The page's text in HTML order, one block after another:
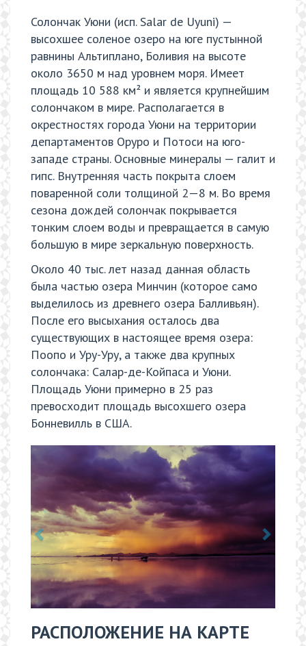
Солончак Уюни (исп. Salar de Uyuni) —
высохшее соленое озеро на юге пустынной
равнины Альтиплано, Боливия на высоте
около 3650 м над уровнем моря. Имеет
площадь 10 588 км² и является крупнейшим
солончаком в мире. Располагается в
окрестностях города Уюни на территории
департаментов Оруро и Потоси на юго-
западе страны. Основные минералы — галит и
гипс. Внутренняя часть покрыта слоем
поваренной соли толщиной 2—8 м. Во время
сезона дождей солончак покрывается
тонким слоем воды и превращается в самую
большую в мире зеркальную поверхность.
Около 40 тыс. лет назад данная область
была частью озера Минчин (которое само
выделилось из древнего озера Балливьян).
После его высыхания осталось два
существующих в настоящее время озера:
Поопо и Уру-Уру, а также два крупных
солончака: Салар-де-Койпаса и Уюни.
Площадь Уюни примерно в 25 раз
превосходит площадь высохшего озера
Бонневилль в США.
РАСПОЛОЖЕНИЕ НА КАРТЕ